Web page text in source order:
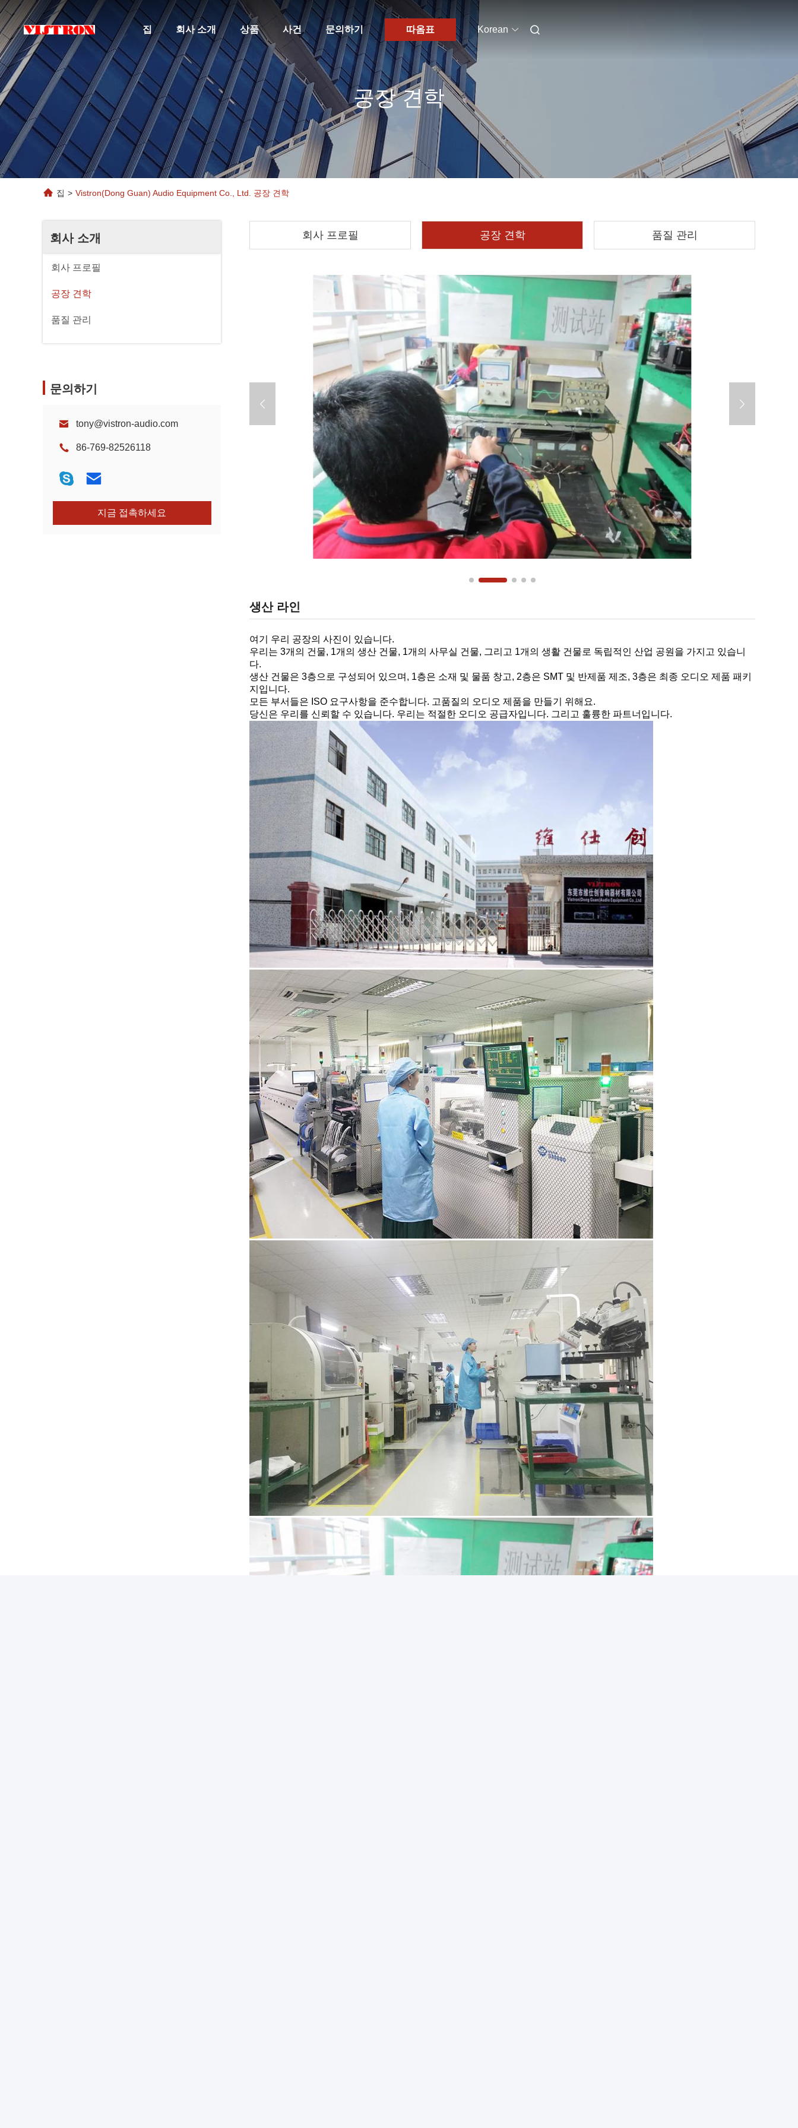
집 회사 소개 상품 사건 문의하기 따옴표 Korean
공장 견학
집 > Vistron(Dong Guan) Audio Equipment Co., Ltd. 공장 견학
회사 소개
회사 프로필
공장 견학
품질 관리
문의하기
tony@vistron-audio.com
86-769-82526118
지금 접촉하세요
회사 프로필 공장 견학 품질 관리
생산 라인
여기 우리 공장의 사진이 있습니다.
우리는 3개의 건물, 1개의 생산 건물, 1개의 사무실 건물, 그리고 1개의 생활 건물로 독립적인 산업 공원을 가지고 있습니
다.
생산 건물은 3층으로 구성되어 있으며, 1층은 소재 및 물품 창고, 2층은 SMT 및 반제품 제조, 3층은 최종 오디오 제품 패키
지입니다.
모든 부서들은 ISO 요구사항을 준수합니다. 고품질의 오디오 제품을 만들기 위해요.
당신은 우리를 신뢰할 수 있습니다. 우리는 적절한 오디오 공급자입니다. 그리고 훌륭한 파트너입니다.